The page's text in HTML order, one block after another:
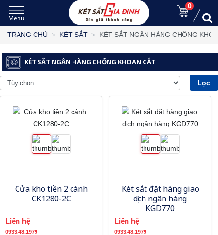
0
TRANG CHỦ KÉT SẮT KÉT SẮT NGÂN HÀNG CHỐNG
KÉT SẮT NGÂN HÀNG CHỐNG KHOAN CẮT
Lọc
Cửa kho tiền 2 cánh
CK1280-2C
Liên hệ
0933.48.1979
Két sắt đặt hàng giao
dịch ngân hàng
KGD770
Liên hệ
0933.48.1979